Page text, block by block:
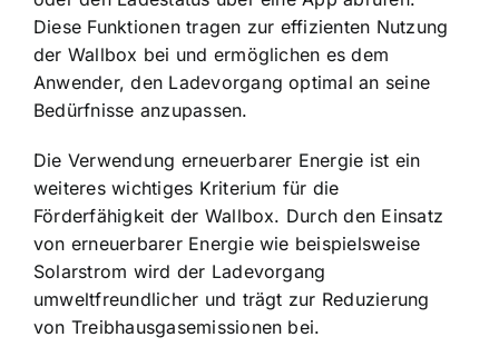
Diese Funktionen tragen zur effizienten Nutzung
der Wallbox bei und ermöglichen es dem
Anwender, den Ladevorgang optimal an seine
Bedürfnisse anzupassen.
Die Verwendung erneuerbarer Energie ist ein
weiteres wichtiges Kriterium für die
Förderfähigkeit der Wallbox. Durch den Einsatz
von erneuerbarer Energie wie beispielsweise
Solarstrom wird der Ladevorgang
umweltfreundlicher und trägt zur Reduzierung
von Treibhausgasemissionen bei.